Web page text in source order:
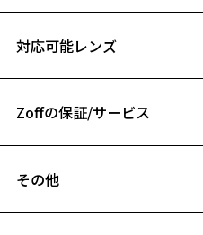
トレンドの太セルのメガネは、今
あえて大きく見えるサイジングと
「オリーブ」は、こだわりのカラー
【付属品】
きがついてきます。
B ブリッジ(鼻部分)の横幅：
対応可能レンズ
フレームとレンズの
Zoffの保証/サービス
その他